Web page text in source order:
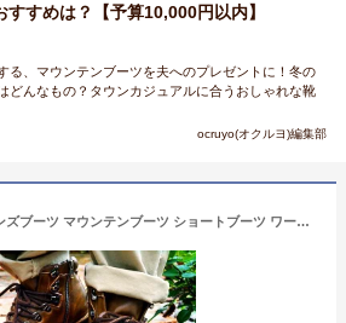
すすめは？【予算10,000円以内】
る、マウンテンブーツを夫へのプレゼントに！冬の
どんなもの？タウンカジュアルに合うおしゃれな靴
ocruyo(オクルヨ)編集部
メンズ ブーツ メンズブーツ マウンテンブーツ ショートブーツ ワークブーツ ヴィンテージ サイドジップ ブーツ メンズ 靴 メンズシューズ シークレット 男 Zeeno ジーノ/【あす楽対応】2022 秋冬 トレンド